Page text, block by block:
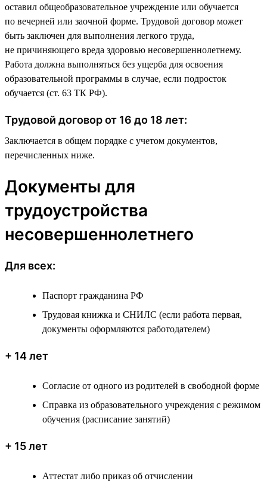
оставил общеобразовательное учреждение или обучается
по вечерней или заочной форме. Трудовой договор может
быть заключен для выполнения легкого труда,
не причиняющего вреда здоровью несовершеннолетнему.
Работа должна выполняться без ущерба для освоения
образовательной программы в случае, если подросток
обучается (ст. 63 ТК РФ).
Трудовой договор от 16 до 18 лет:
Заключается в общем порядке с учетом документов,
перечисленных ниже.
Документы для
трудоустройства
несовершеннолетнего
Для всех:
Паспорт гражданина РФ
Трудовая книжка и СНИЛС (если работа первая,
документы оформляются работодателем)
+ 14 лет
Согласие от одного из родителей в свободной форме
Справка из образовательного учреждения с режимом
обучения (расписание занятий)
+ 15 лет
Аттестат либо приказ об отчислении